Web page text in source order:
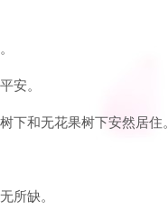
安。
和无花果树下安然居住。
所缺。